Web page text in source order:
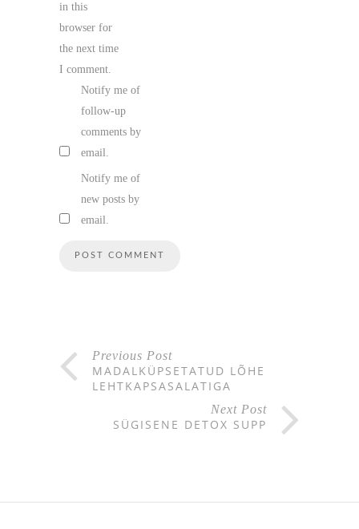
in this
browser for
the next time
I comment.
Notify me of
follow-up
comments by
email.
Notify me of
new posts by
email.
Previous Post
MADALKÜPSETATUD LÕHE
LEHTKAPSASALATIGA
Next Post
SÜGISENE DETOX SUPP